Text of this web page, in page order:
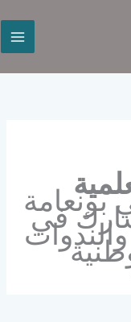
بونعامة
في